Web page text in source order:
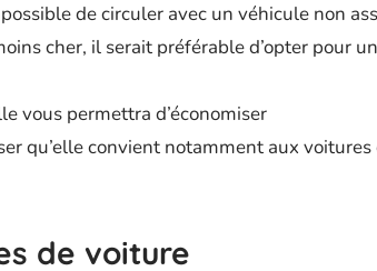
de circuler avec un véhicule non
cher, il serait préférable d’opter pour
vous permettra d’économiser
qu’elle convient notamment aux
de voiture